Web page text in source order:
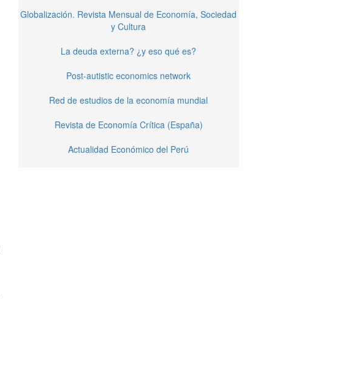
Globalización. Revista Mensual de Economía, Sociedad
y Cultura
La deuda externa? ¿y eso qué es?
Post-autistic economics network
Red de estudios de la economía mundial
Revista de Economía Crítica (España)
Actualidad Económico del Perú